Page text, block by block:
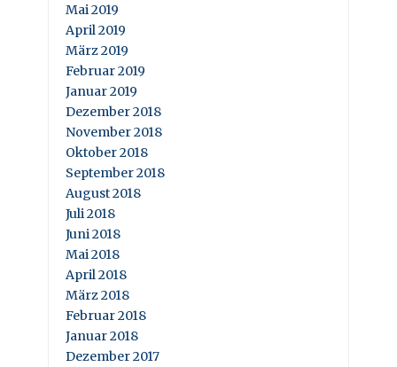
Mai 2019
April 2019
März 2019
Februar 2019
Januar 2019
Dezember 2018
November 2018
Oktober 2018
September 2018
August 2018
Juli 2018
Juni 2018
Mai 2018
April 2018
März 2018
Februar 2018
Januar 2018
Dezember 2017